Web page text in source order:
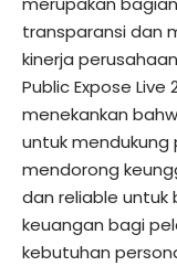
transparansi dan
kinerja
Public Expose Live
menekankan
untuk
mendorong
dan reliable untuk
keuangan bagi
kebutuhan